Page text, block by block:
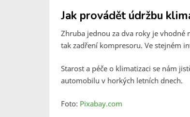
Jak provádět údržbu
Zhruba jednou za dva roky je vhodné
tak zadření kompresoru. Ve stejném
Starost a péče o klimatizaci se nám
automobilu v horkých letních dnech.
Foto: Pixabay.com